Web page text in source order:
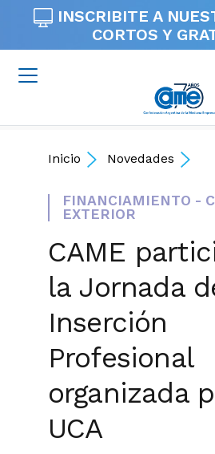
INSCRIBITE A
CORTOS Y
Inicio Novedades
FINANCIAMIENTO -
EXTERIOR
CAME
la Jornada
Inserción
Profesional
organizada
UCA